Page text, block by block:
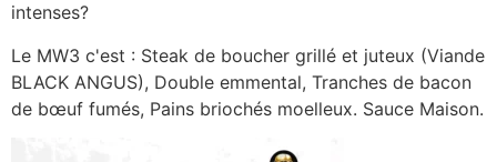
intenses?
Le MW3 c'est : Steak de boucher grillé et juteux (Viande
BLACK ANGUS), Double emmental, Tranches de bacon
de bœuf fumés, Pains briochés moelleux. Sauce Maison.